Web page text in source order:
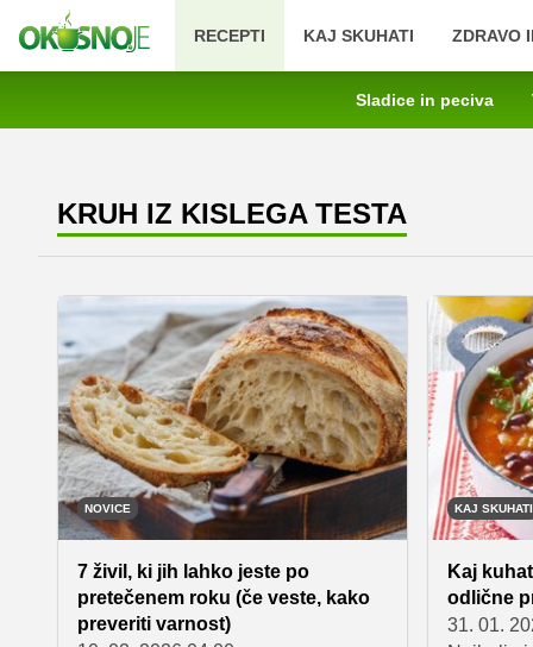
RECEPTI KAJ SKUHATI ZDRAVO
Sladice in peciva
KRUH IZ KISLEGA TESTA
NOVICE
7 živil, ki jih lahko jeste po
pretečenem roku (če veste, kako
preveriti varnost)
KAJ SKUHATI
Kaj
odlične
31. 01.